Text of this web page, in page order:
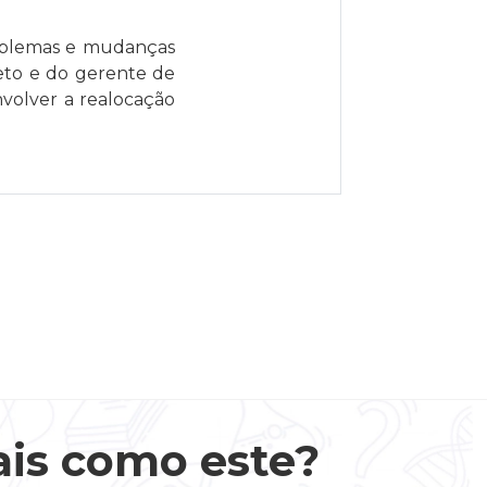
e mudanças
e do gerente de
a realocação
como este?